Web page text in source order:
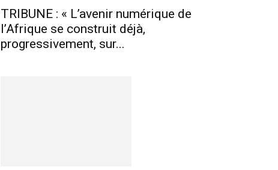
TRIBUNE : « L’avenir numérique de
l’Afrique se construit déjà,
progressivement, sur...